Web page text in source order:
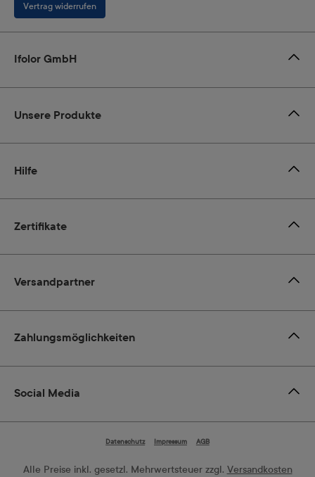
Zertifikate
Vertrag widerrufen
Ifolor GmbH
Unsere Produkte
Hilfe
Zahlungsmöglichkeiten
Social Media
Versandpartner
Datenschutz Impressum AGB
Alle Preise inkl. gesetzl. Mehrwertsteuer zzgl. Versandkosten